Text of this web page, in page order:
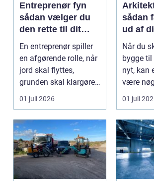
Entreprenør fyn
sådan vælger du
den rette til dit
projekt
En entreprenør spiller
en afgørende rolle, når
jord skal flyttes,
grunden skal klargøres,
eller der ...
01 juli 2026
sådan
ud af
Når du
bygge til
nyt, kan
være
resultat,
01 juli